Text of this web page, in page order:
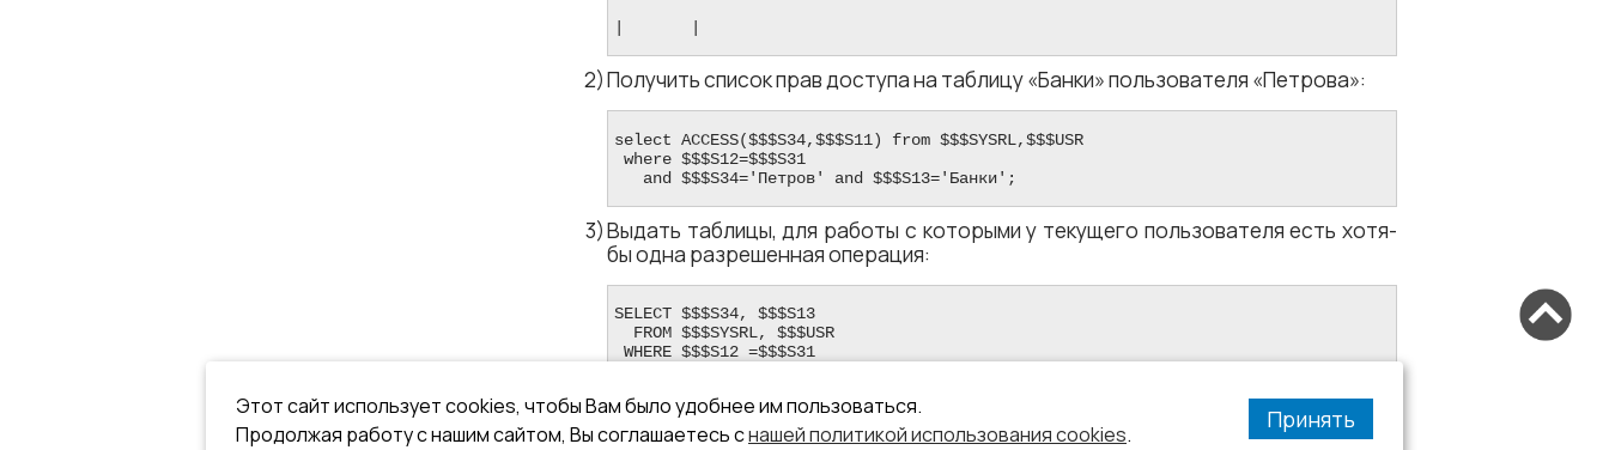
Получить список прав доступа на таблицу «Банки» пользователя «Петрова»:
select ACCESS($$$S34,$$$S11) from $$$SYSRL,$$$USR
where $$$S12=$$$S31
   and $$$S34='Петров' and $$$S13='Банки';
Выдать таблицы, для работы с которыми у текущего пользователя есть хотя-
бы одна разрешенная операция:
SELECT $$$S34, $$$S13
WHERE $$$S12 =$$$S31
Этот сайт использует cookies, чтобы Вам было удобнее им пользоваться.
Продолжая работу с нашим сайтом, Вы соглашаетесь снашей политикой использования cookies.
Принять